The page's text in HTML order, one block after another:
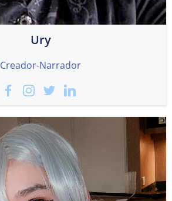
Ury
Creador-Narrador